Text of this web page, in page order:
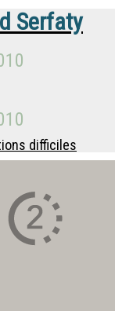
Serfaty
difficiles